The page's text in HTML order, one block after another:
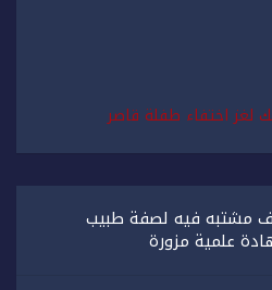
لغز اختفاء طفلة قاصر
مشتبه فيه لصفة طبيب
علمية مزورة